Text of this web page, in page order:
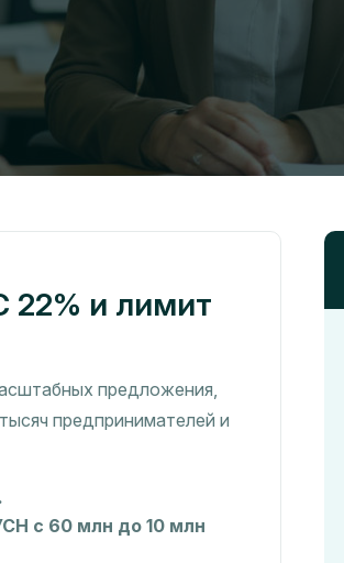
22% и лимит
предложения,
предпринимателей и
с 60 млн до 10 млн